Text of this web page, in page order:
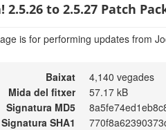
2.5.26 to 2.5.27 Patch
is for performing updates from
Baixat
4,140 vegades
Mida del fitxer
57.17 kB
Signatura MD5
Signatura SHA1